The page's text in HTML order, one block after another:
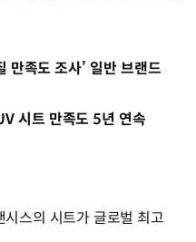
족도 조사’ 일반 브랜드
시트 만족도 5년 연속
스의 시트가 글로벌 최고